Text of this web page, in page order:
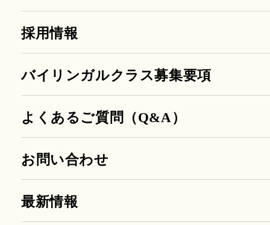
採用情報
バイリンガルクラス募集要項
よくあるご質問（Q&A）
お問い合わせ
最新情報